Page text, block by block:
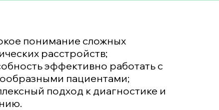
понимание сложных
расстройств;
эффективно работать с
пациентами;
подход к диагностике и